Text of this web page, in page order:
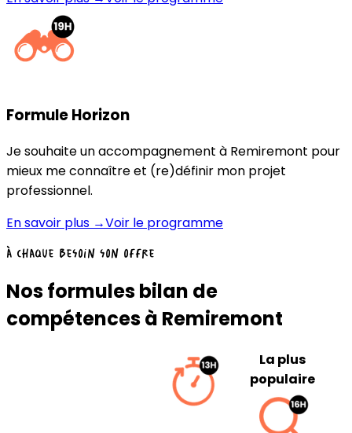
Formule Horizon
Je souhaite un accompagnement à Remiremont pour
mieux me connaître et (re)définir mon projet
professionnel.
En savoir plus →Voir le programme
À chaque besoin son offre
Nos formules bilan de
compétences à Remiremont
La plus
populaire